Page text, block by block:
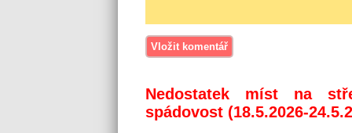
Nedostatek míst na
spádovost (18.5.2026-